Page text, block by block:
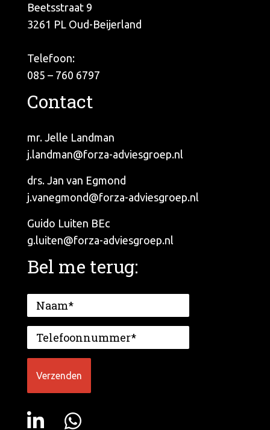
Beetsstraat 9
3261 PL Oud-Beijerland
Telefoon:
085 – 760 6797
Contact
mr. Jelle Landman
j.landman@forza-adviesgroep.nl
drs. Jan van Egmond
j.vanegmond@forza-adviesgroep.nl
Guido Luiten BEc
g.luiten@forza-adviesgroep.nl
Bel me terug: